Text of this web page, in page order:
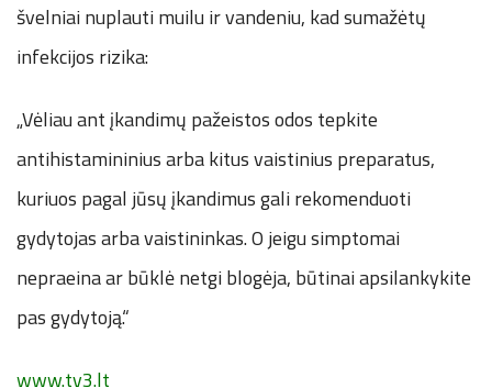
švelniai nuplauti muilu ir vandeniu, kad sumažėtų
infekcijos rizika:
„Vėliau ant įkandimų pažeistos odos tepkite
antihistamininius arba kitus vaistinius preparatus,
kuriuos pagal jūsų įkandimus gali rekomenduoti
gydytojas arba vaistininkas. O jeigu simptomai
nepraeina ar būklė netgi blogėja, būtinai apsilankykite
pas gydytoją.“
www.tv3.lt